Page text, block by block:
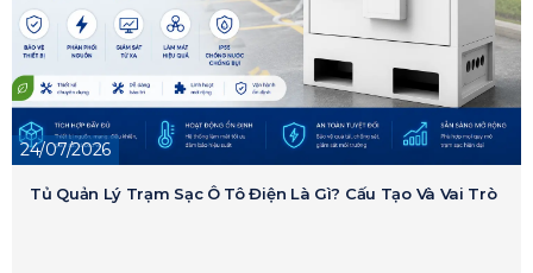
24/07/2026
Tủ Quản Lý Trạm Sạc Ô Tô Điện Là Gì? Cấu Tạo Và Vai Trò